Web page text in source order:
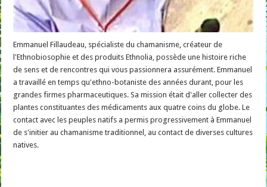
Emmanuel Fillaudeau, spécialiste du chamanisme, créateur de
l'Ethnobiosophie et des produits Ethnolia, possède une histoire riche
de sens et de rencontres qui vous passionnera assurément. Emmanuel
a travaillé en temps qu'ethno-botaniste des années durant, pour les
grandes firmes pharmaceutiques. Sa mission était d'aller collecter des
plantes constituantes des médicaments aux quatre coins du globe. Le
contact avec les peuples natifs a permis progressivement à Emmanuel
de s'initier au chamanisme traditionnel, au contact de diverses cultures
natives.